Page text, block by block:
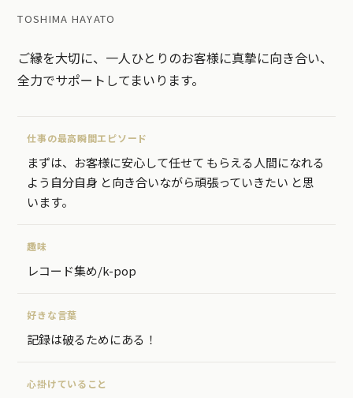
TOSHIMA HAYATO
ご縁を大切に、一人ひとりのお客様に真摯に向き合い、
全力でサポートしてまいります。
仕事の最高瞬間エピソード
まずは、お客様に安心して任せて もらえる人間になれる
よう自分自身 と向き合いながら頑張っていきたい と思
います。
趣味
レコード集め/k-pop
好きな言葉
記録は破るためにある！
心掛けていること